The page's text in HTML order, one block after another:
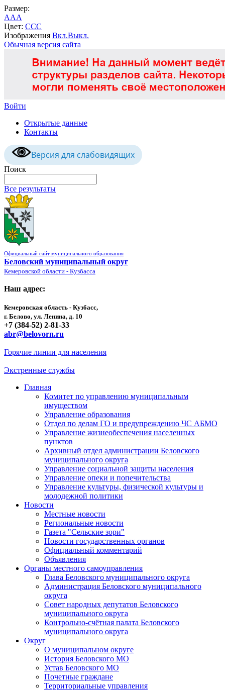
Размер:
AAA
Цвет: CCC
Изображения Вкл.Выкл.
Обычная версия сайта
Войти
Открытые данные
Контакты
Версия для слабовидящих
Поиск
Все результаты
Официальный сайт муниципального образования
Беловский муниципальный округ
Кемеровской области - Кузбасса
Наш адрес:
Кемеровская область - Кузбасс,
г. Белово, ул. Ленина, д. 10
+7 (384-52) 2-81-33
abr@belovorn.ru
Горячие линии для населения
Экстренные службы
Главная
Комитет по управлению муниципальным
имуществом
Управление образования
Отдел по делам ГО и предупреждению ЧС АБМО
Управление жизнеобеспечения населенных
пунктов
Архивный отдел администрации Беловского
муниципального округа
Управление социальной защиты населения
Управление опеки и попечительства
Управление культуры, физической культуры и
молодежной политики
Новости
Местные новости
Региональные новости
Газета "Сельские зори"
Новости государственных органов
Официальный комментарий
Объявления
Органы местного самоуправления
Глава Беловского муниципального округа
Администрация Беловского муниципального
округа
Совет народных депутатов Беловского
муниципального округа
Контрольно-счётная палата Беловского
муниципального округа
Округ
О муниципальном округе
История Беловского МО
Устав Беловского МО
Почетные граждане
Территориальные управления